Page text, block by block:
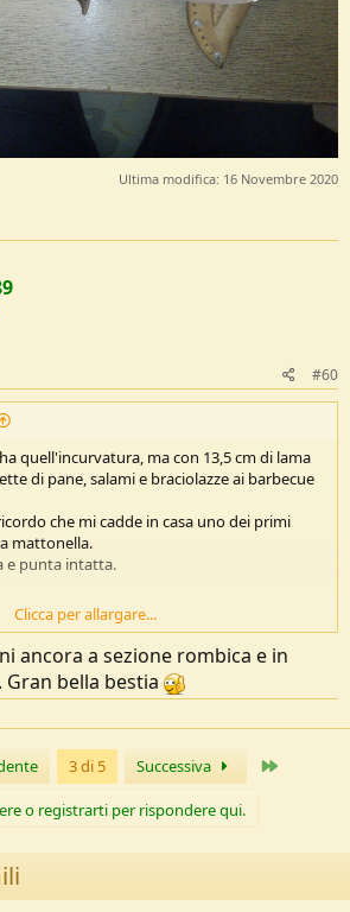
Ultima modifica: 16 Novembre 2020
#60
quell'incurvatura, ma con 13,5 cm di lama
di pane, salami e braciolazze ai barbecue
che mi cadde in casa uno dei primi
mattonella.
e punta intatta.
Vedi l'allegato 215883
Clicca per allargare...
ancora a sezione rombica e in
bella bestia
3 di 5 Successiva
o registrarti per rispondere qui.